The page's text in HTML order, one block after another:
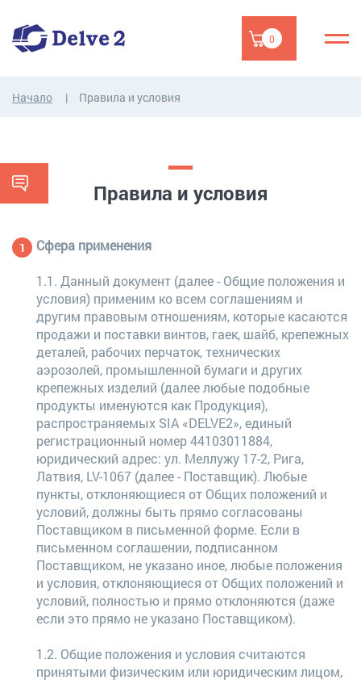
0
Начало Правила и условия
Правила и условия
Сфера применения
1.1. Данный документ (далее - Общие положения и
условия) применим ко всем соглашениям и
другим правовым отношениям, которые касаются
продажи и поставки винтов, гаек, шайб, крепежных
деталей, рабочих перчаток, технических
аэрозолей, промышленной бумаги и других
крепежных изделий (далее любые подобные
продукты именуются как Продукция),
распространяемых SIA «DELVE2», единый
регистрационный номер 44103011884,
юридический адрес: ул. Меллужу 17-2, Рига,
Латвия, LV-1067 (далее - Поставщик). Любые
пункты, отклоняющиеся от Общих положений и
условий, должны быть прямо согласованы
Поставщиком в письменной форме. Если в
письменном соглашении, подписанном
Поставщиком, не указано иное, любые положения
и условия, отклоняющиеся от Общих положений и
условий, полностью и прямо отклоняются (даже
если это прямо не указано Поставщиком).
1.2. Общие положения и условия считаются
принятыми физическим или юридическим лицом,